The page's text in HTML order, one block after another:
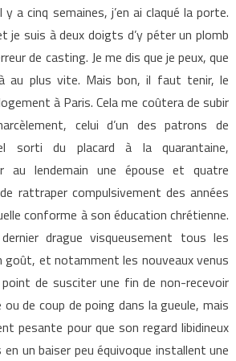
a cinq semaines, j’en ai claqué la porte.
je suis à deux doigts d’y péter un plomb
de casting. Je me dis que je peux, que
au plus vite. Mais bon, il faut tenir, le
à Paris. Cela me coûtera de subir
celui d’un des patrons de
sorti du placard à la quarantaine,
au lendemain une épouse et quatre
rattraper compulsivement des années
conforme à son éducation chrétienne.
drague visqueusement tous les
goût, et notamment les nouveaux venus
point de susciter une fin de non-recevoir
de coup de poing dans la gueule, mais
pesante pour que son regard libidineux
un baiser peu équivoque installent une